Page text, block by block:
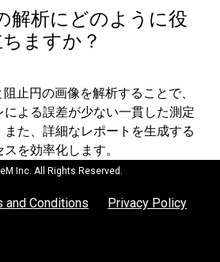
解析にどのように役
ますか？
止円の画像を解析することで、
よる誤差が少ない一貫した測定
た、詳細なレポートを生成する
を効率化します。
Inc. All Rights Reserved.
and Conditions Privacy Policy